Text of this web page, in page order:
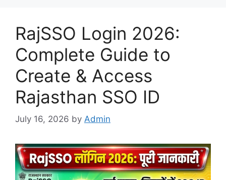
RajSSO Login 2026:
Complete Guide to
Create & Access
Rajasthan SSO ID
July 16, 2026 by Admin